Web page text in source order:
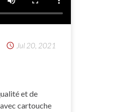
Jul 20, 2021
et de
cartouche